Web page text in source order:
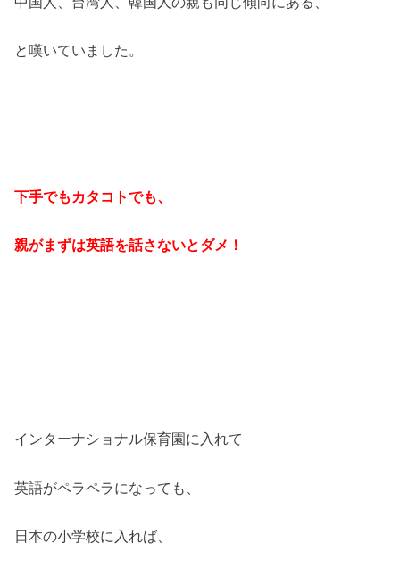
と嘆いていました。
下手でもカタコトでも、
親がまずは英語を話さないとダメ！
インターナショナル保育園に入れて
英語がペラペラになっても、
日本の小学校に入れば、